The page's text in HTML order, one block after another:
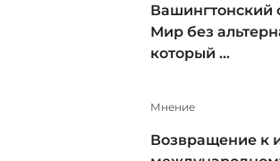
Вашингтонский
Мир без
который ...
Мнение
Возвращение к